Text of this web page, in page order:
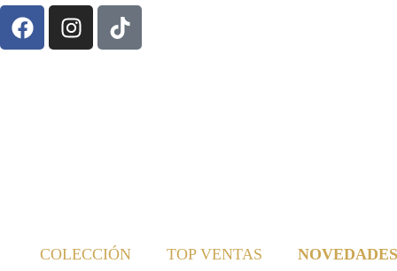
COLECCIÓN TOP VENTAS NOVEDADES